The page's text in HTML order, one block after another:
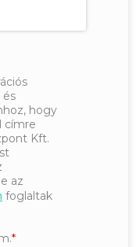
és
hogy
címre
Kft.
az
foglaltak